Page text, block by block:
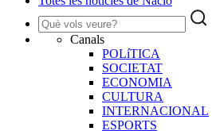
Canals
POLíTICA
SOCIETAT
ECONOMIA
CULTURA
INTERNACIONAL
ESPORTS